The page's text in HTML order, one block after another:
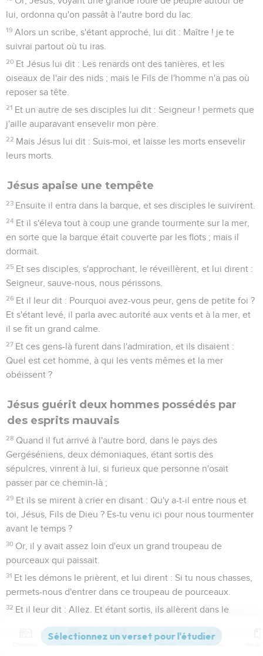
lui, ordonna qu'on passât à l'autre bord du lac.
19 Alors un scribe, s'étant approché, lui dit : Maître ! je te
suivrai partout où tu iras.
20 Et Jésus lui dit : Les renards ont des tanières, et les
oiseaux de l'air des nids ; mais le Fils de l'homme n'a pas où
reposer sa tête.
21 Et un autre de ses disciples lui dit : Seigneur ! permets que
j'aille auparavant ensevelir mon père.
22 Mais Jésus lui dit : Suis-moi, et laisse les morts ensevelir
leurs morts.
Jésus apaise une tempête
23 Ensuite il entra dans la barque, et ses disciples le suivirent.
24 Et il s'éleva tout à coup une grande tourmente sur la mer,
en sorte que la barque était couverte par les flots ; mais il
dormait.
25 Et ses disciples, s'approchant, le réveillèrent, et lui dirent :
Seigneur, sauve-nous, nous périssons.
26 Et il leur dit : Pourquoi avez-vous peur, gens de petite foi ?
Et s'étant levé, il parla avec autorité aux vents et à la mer, et
il se fit un grand calme.
27 Et ces gens-là furent dans l'admiration, et ils disaient :
Quel est cet homme, à qui les vents mêmes et la mer
obéissent ?
Jésus guérit deux hommes possédés par
des esprits mauvais
28 Quand il fut arrivé à l'autre bord, dans le pays des
Gergéséniens, deux démoniaques, étant sortis des
sépulcres, vinrent à lui, si furieux que personne n'osait
passer par ce chemin-là ;
29 Et ils se mirent à crier en disant : Qu'y a-t-il entre nous et
toi, Jésus, Fils de Dieu ? Es-tu venu ici pour nous tourmenter
avant le temps ?
30 Or, il y avait assez loin d'eux un grand troupeau de
pourceaux qui paissait.
31 Et les démons le prièrent, et lui dirent : Si tu nous chasses,
permets-nous d'entrer dans ce troupeau de pourceaux.
32 Et il leur dit : Allez. Et étant sortis, ils allèrent dans le
pourceaux se précipita avec impétuosité dans la mer, et ils
Versions Commentaires Strong